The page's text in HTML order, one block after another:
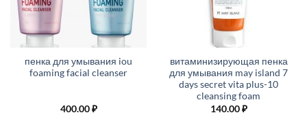
пенка для умывания iou
foaming facial cleanser
400.00₽
витаминизирующая пенка
для умывания may island 7
days secret vita plus-10
cleansing foam
140.00₽